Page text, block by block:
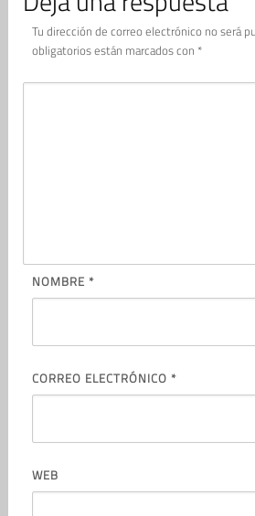
Tu dirección de correo electrónico no será
obligatorios están marcados con *
NOMBRE *
CORREO ELECTRÓNICO *
WEB